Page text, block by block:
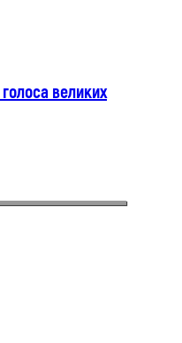
великих